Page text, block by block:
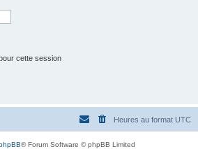
cette session
Heures au format UTC
® Forum Software © phpBB Limited